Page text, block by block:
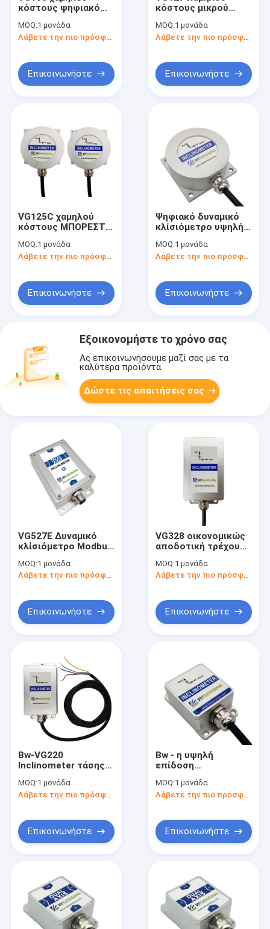
Προϊόντα
Περίπου εμείς
κόστους ψηφιακό
Inclinometer
Tiltmeter
MOQ:1 μονάδα
Λάβετε την πιο πρόσφατη τιμή
Επικοινωνήστε
κόστους μικρού
RS232/485/TTL/Modbus
Προαιρετικό
MOQ:1 μονάδα
Επικοινωνήστε
VG125C χαμηλού
κόστους ΜΠΟΡΕΣΤΕ
Inclinometer
Tiltmeter ακρίβεια
MOQ:1 μονάδα
Λάβετε την πιο πρόσφατη τιμή
Επικοινωνήστε
Ψηφιακό δυναμικό
κλίσιόμετρο υψηλής
RS232/485/TTL
Προαιρετική
MOQ:1 μονάδα
Επικοινωνήστε
Εξοικονομήστε το χρόνο σας
Ας επικοινωνήσουμε μαζί σας με τα
καλύτερα προϊόντα.
Δώστε τις απαιτήσεις σας
VG527E Δυναμικό
κλίσιόμετρο Modbus
Ακρίβεια κλίσης
0,02~0,05°
MOQ:1 μονάδα
Λάβετε την πιο πρόσφατη τιμή
Επικοινωνήστε
VG328 οικονομικώς
αποδοτική τρέχουσα
Inclinometer
Tiltmeter 0-20/4-
παραγωγή
προαιρετική
MOQ:1 μονάδα
Λάβετε την πιο πρόσφατη τιμή
Επικοινωνήστε
Bw-VG220
Inclinometer τάσης
κόστους MEMS
δυναμικό Tiltmeter
MOQ:1 μονάδα
Λάβετε την πιο πρόσφατη τιμή
Επικοινωνήστε
Bw - η υψηλή
επίδοση
κόστους VG225
ΜΠΟΡΕΊ ΝΑ
Tiltmeter
MOQ:1 μονάδα
Επικοινωνήστε